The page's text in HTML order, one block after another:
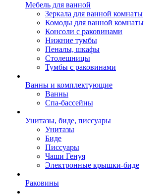
Мебель для ванной
Зеркала для ванной комнаты
Комоды для ванной комнаты
Консоли с раковинами
Нижние тумбы
Пеналы, шкафы
Столешницы
Тумбы с раковинами
Ванны и комплектующие
Ванны
Спа-бассейны
Унитазы, биде, писсуары
Унитазы
Биде
Писсуары
Чаши Генуя
Электронные крышки-биде
Раковины